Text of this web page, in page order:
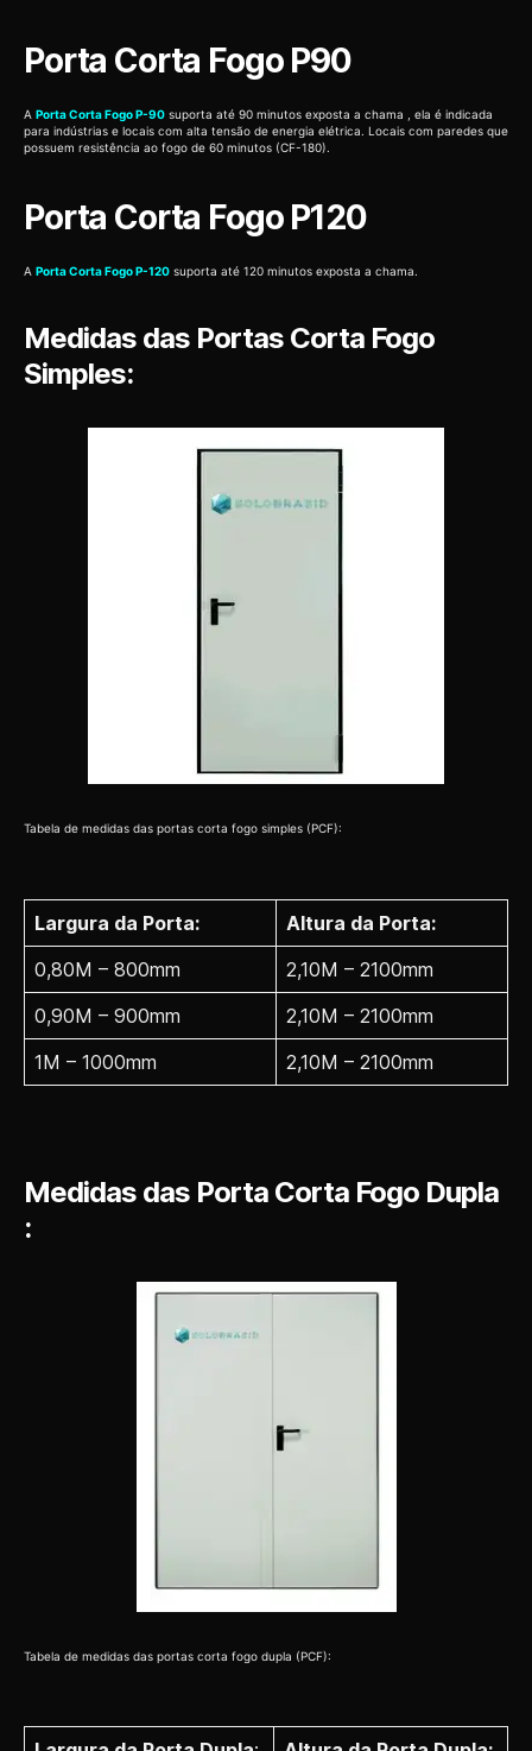
Porta Corta Fogo P90
A Porta Corta Fogo P-90 suporta até 90 minutos exposta a chama , ela é indicada
para indústrias e locais com alta tensão de energia elétrica. Locais com paredes que
possuem resistência ao fogo de 60 minutos (CF-180).
Porta Corta Fogo P120
A Porta Corta Fogo P-120 suporta até 120 minutos exposta a chama.
Medidas das Portas Corta Fogo
Simples:
Tabela de medidas das portas corta fogo simples (PCF):
Largura da Porta:
Altura da Porta:
0,80M – 800mm
2,10M – 2100mm
0,90M – 900mm
2,10M – 2100mm
1M – 1000mm
2,10M – 2100mm
Medidas das Porta Corta Fogo Dupla
:
Tabela de medidas das portas corta fogo dupla (PCF):